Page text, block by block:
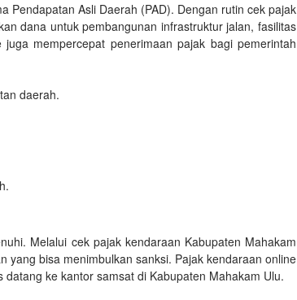
Pendapatan Asli Daerah (PAD). Dengan rutin cek pajak
dana untuk pembangunan infrastruktur jalan, fasilitas
mempercepat penerimaan pajak bagi pemerintah
daerah.
Melalui cek pajak kendaraan Kabupaten Mahakam
yang bisa menimbulkan sanksi. Pajak kendaraan online
ke kantor samsat di Kabupaten Mahakam Ulu.